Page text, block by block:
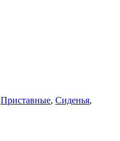
Приставные, Сиденья,